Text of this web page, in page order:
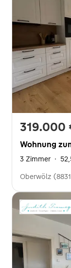
319.000
Wohnung
3 Zimmer ·
Oberwölz